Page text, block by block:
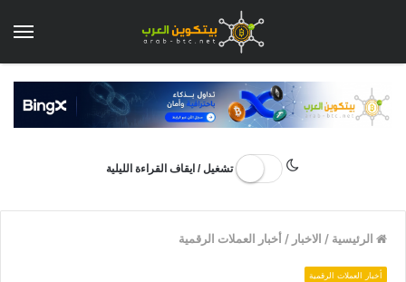
تشغيل / ايقاف القراءة الليلية
الرئيسية / الاخبار /أخبار العملات الرقمية
أخبار العملات الرقمية